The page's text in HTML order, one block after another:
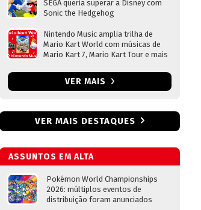
SEGA queria superar a Disney com
Sonic the Hedgehog
Nintendo Music amplia trilha de
Mario Kart World com músicas de
Mario Kart 7, Mario Kart Tour e mais
VER MAIS
VER MAIS DESTAQUES
ASSUNTOS EM ALTA
Pokémon World Championships
2026: múltiplos eventos de
distribuição foram anunciados